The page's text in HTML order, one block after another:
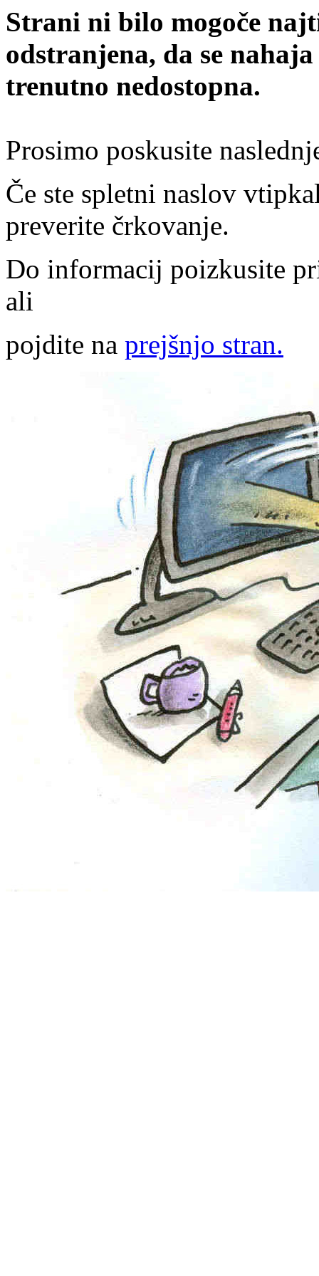
Strani ni bilo mogoče
odstranjena, da se
trenutno nedostopna.
Prosimo poskusite
Če ste spletni naslov
preverite črkovanje.
Do informacij poizkusite
ali
pojdite na prejšnjo stran.